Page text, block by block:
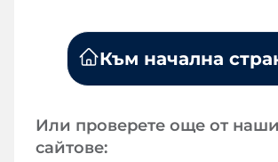
Към начална
Или проверете още от
сайтове: